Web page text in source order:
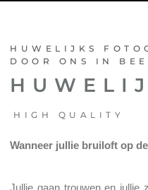
HUWELIJKS
DOOR ONS IN
HIGH QUALITY
Wanneer jullie bruiloft op
Jullie gaan trouwen en jullie